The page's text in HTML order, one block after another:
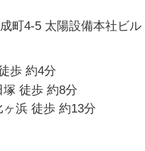
町4-5 太陽設備本社ビル
歩 約4分
徒歩 約8分
浜 徒歩 約13分